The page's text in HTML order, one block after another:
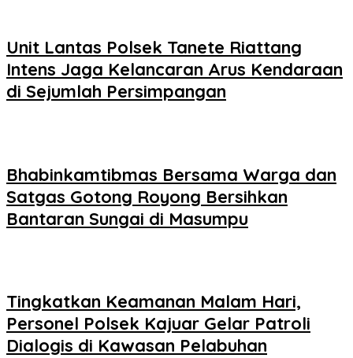
Unit Lantas Polsek Tanete Riattang
Intens Jaga Kelancaran Arus Kendaraan
di Sejumlah Persimpangan
Bhabinkamtibmas Bersama Warga dan
Satgas Gotong Royong Bersihkan
Bantaran Sungai di Masumpu
Tingkatkan Keamanan Malam Hari,
Personel Polsek Kajuar Gelar Patroli
Dialogis di Kawasan Pelabuhan